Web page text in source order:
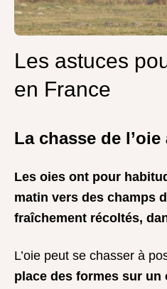
Les astuces
en France
La chasse de
Les oies ont pour
matin vers des champs
fraîchement récoltés,
L’oie peut se chasser à
place des formes sur un